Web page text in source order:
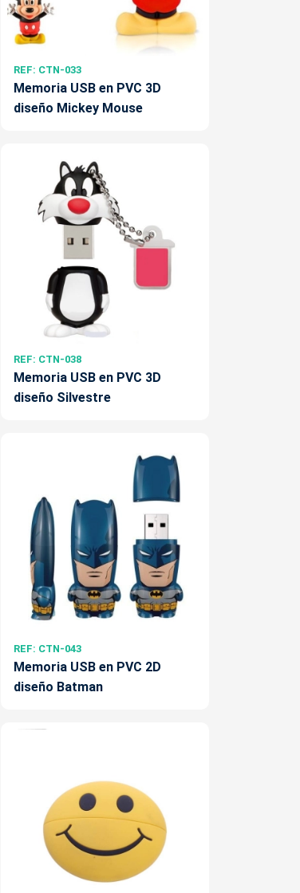
REF: CTN-033
Memoria USB en PVC 3D
diseño Mickey Mouse
REF: CTN-038
Memoria USB en PVC 3D
diseño Silvestre
REF: CTN-043
Memoria USB en PVC 2D
diseño Batman